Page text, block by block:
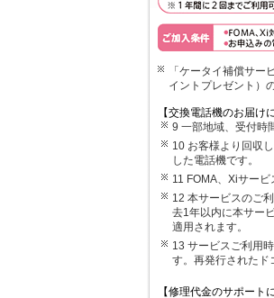
「ケータイ補償サ
イントプレゼント）
【交換電話機のお届け
9 一部地域、受付時
10 お客様より回収
した電話機です。
11 FOMA、Xiサー
12 本サービスのご
去1年以内に本サー
適用されます。
13 サービスご利用
す。再発行されたド
【修理代金のサポート